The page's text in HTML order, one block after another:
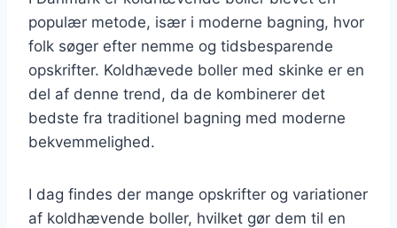
populær metode, især i moderne bagning, hvor
folk søger efter nemme og tidsbesparende
opskrifter. Koldhævede boller med skinke er en
del af denne trend, da de kombinerer det
bedste fra traditionel bagning med moderne
bekvemmelighed.
I dag findes der mange opskrifter og variationer
af koldhævende boller, hvilket gør dem til en